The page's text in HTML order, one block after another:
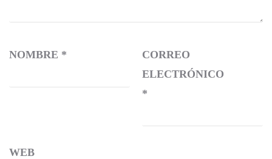
NOMBRE *
CORREO
ELECTRÓNICO
*
WEB